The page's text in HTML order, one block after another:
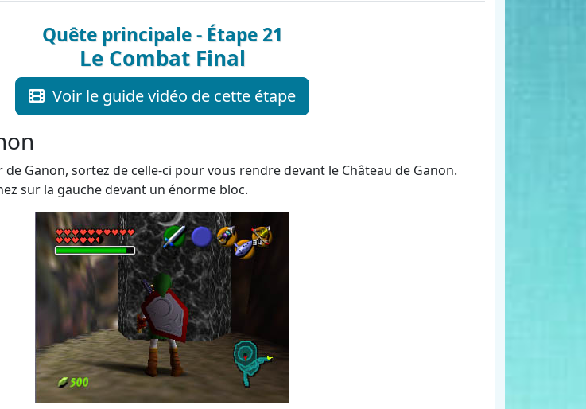
Quête principale - Étape 21
Le Combat Final
Voir le guide vidéo de cette étape
Ganon, sortez de celle-ci pour vous rendre devant le Château de Ganon.
sur la gauche devant un énorme bloc.